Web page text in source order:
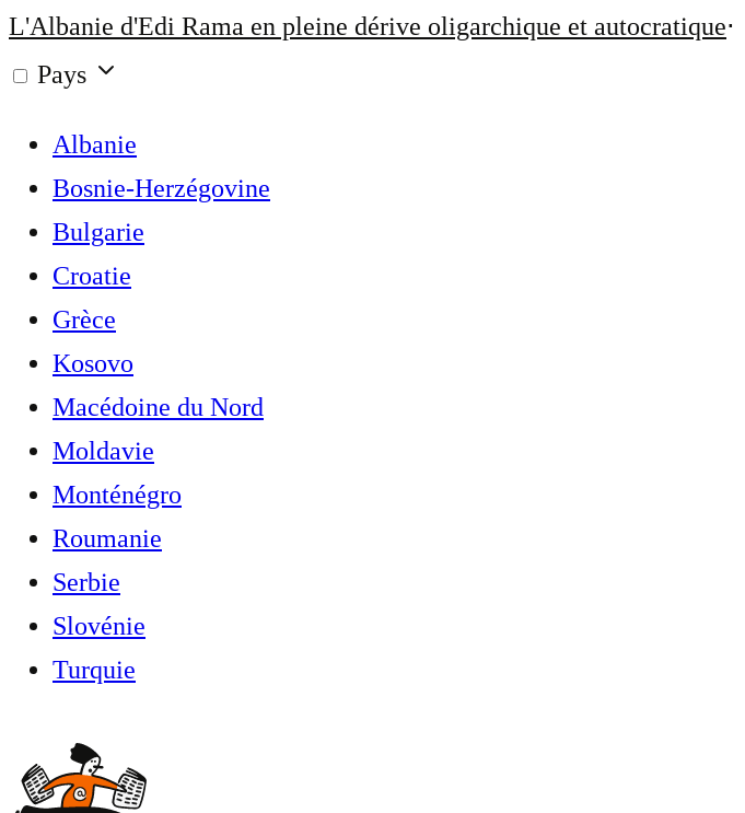
L'Albanie d'Edi Rama en pleine dérive oligarchique et autocratique
Pays
Albanie
Bosnie-Herzégovine
Bulgarie
Croatie
Grèce
Kosovo
Macédoine du Nord
Moldavie
Monténégro
Roumanie
Serbie
Slovénie
Turquie